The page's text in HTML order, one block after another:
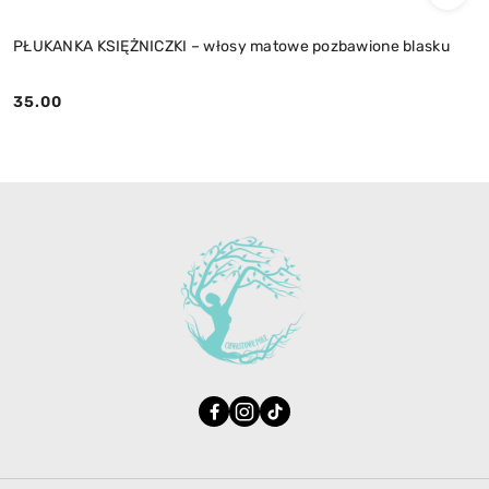
PŁUKANKA KSIĘŻNICZKI – włosy matowe pozbawione blasku
Cena:
35.00